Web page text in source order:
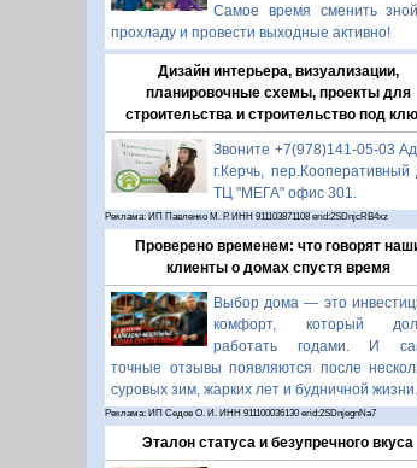
Самое время сменить
прохладу и провести выходные активно!
Дизайн интерьера, визуализации,
планировочные схемы, проекты для
строительства и строительство под
Звоните +7(978)141-05-03
г.Керчь, пер.Кооперативный
ТЦ "МЕГА" офис 301.
Реклама: ИП Павленко М. Р. ИНН 911103871108 erid:2SDnjcRB4xz
Проверено временем: что говорят
клиенты о домах спустя время
Выбор дома — это
комфорт, который
работать годами. И
точные отзывы появляются после
суровых зим, жарких лет и будничной жизни.
Реклама: ИП Седов О. И. ИНН 911100036130 erid:2SDnjegnNa7
Эталон статуса и безупречного вкуса